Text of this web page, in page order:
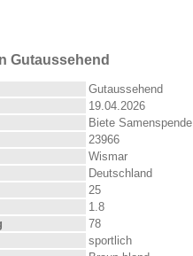
Gutaussehend
Gutaussehend
19.04.2026
Biete Samenspende
23966
Wismar
Deutschland
25
1.8
78
sportlich